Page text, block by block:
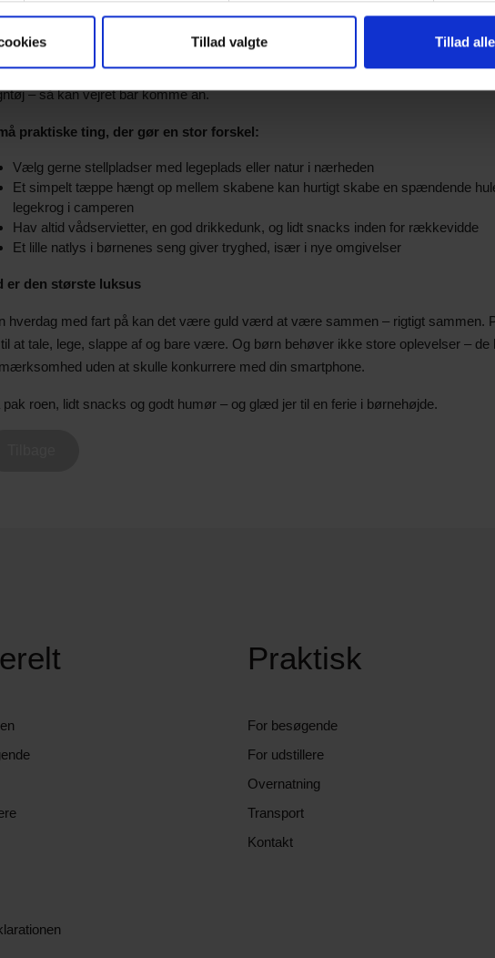
Tillad valgte Tillad
på regnvejrsdage kan du skabe uforglemmelige ferieminder. Pak lidt små spil,
interimistisk biograf med popcorn og en film på iPad’en kan også redde dagen. Og
– så kan vejret bar komme an.
praktiske ting, der gør en stor forskel:
Vælg gerne stellpladser med legeplads eller natur i nærheden
Et simpelt tæppe hængt op mellem skabene kan hurtigt skabe en spændende
legekrog i camperen
Hav altid vådservietter, en god drikkedunk, og lidt snacks inden for rækkevidde
Et lille natlys i børnenes seng giver tryghed, især i nye omgivelser
er den største luksus
hverdag med fart på kan det være guld værd at være sammen – rigtigt sammen.
at tale, lege, slappe af og bare være. Og børn behøver ikke store oplevelser – de
uden at skulle konkurrere med din smartphone.
pak roen, lidt snacks og godt humør – og glæd jer til en ferie i børnehøjde.
Praktisk
For besøgende
For udstillere
Overnatning
Transport
Kontakt